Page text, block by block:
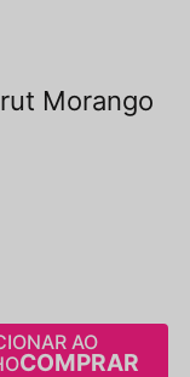
Morango
AO